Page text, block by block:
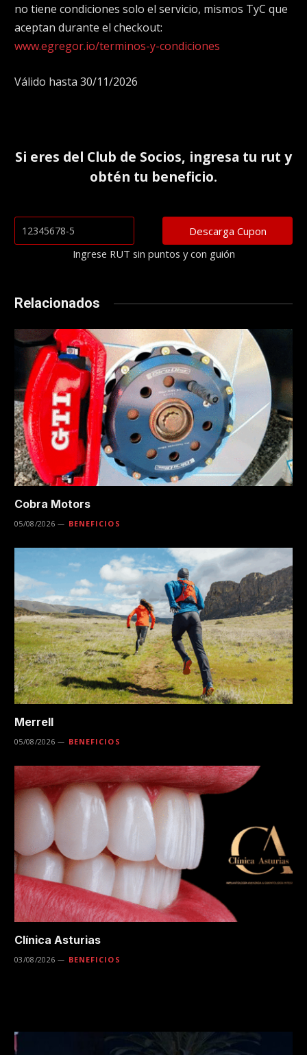
no tiene condiciones solo el servicio, mismos TyC que
aceptan durante el checkout:
www.egregor.io/terminos-y-condiciones
Válido hasta 30/11/2026
Si eres del Club de Socios, ingresa tu rut y
obtén tu beneficio.
Ingrese RUT sin puntos y con guión
Relacionados
Cobra Motors
05/08/2026 BENEFICIOS
Merrell
05/08/2026 BENEFICIOS
Clínica Asturias
03/08/2026 BENEFICIOS